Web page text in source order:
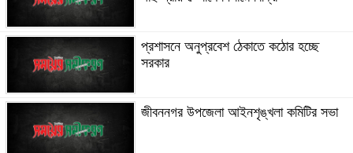
প্রশাসনে অনুপ্রবেশ ঠেকাতে কঠোর হচ্ছে
সরকার
জীবননগর উপজেলা আইনশৃঙ্খলা কমিটির সভা